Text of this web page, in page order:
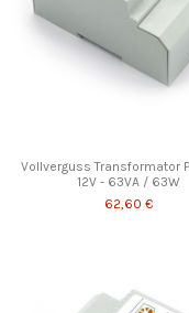
Vollverguss Transformator
12V - 63VA / 63W
62,60 €